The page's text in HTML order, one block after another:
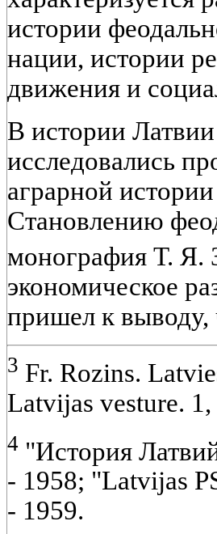
истории
нации, истории
движения и
В истории
исследовались
аграрной
Становлению
монография Т. Я.
экономическое
пришел к выводу,
3 Fr. Rozins.
Latvijas vesture.
4 "История
- 1958; "Latvijas
- 1959.